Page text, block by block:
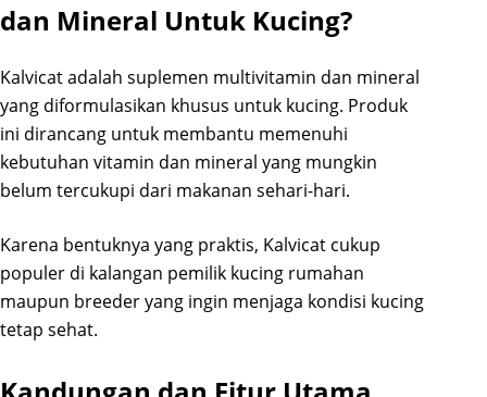
dan Mineral Untuk Kucing?
Kalvicat adalah suplemen multivitamin dan mineral
yang diformulasikan khusus untuk kucing. Produk
ini dirancang untuk membantu memenuhi
kebutuhan vitamin dan mineral yang mungkin
belum tercukupi dari makanan sehari-hari.
Karena bentuknya yang praktis, Kalvicat cukup
populer di kalangan pemilik kucing rumahan
maupun breeder yang ingin menjaga kondisi kucing
tetap sehat.